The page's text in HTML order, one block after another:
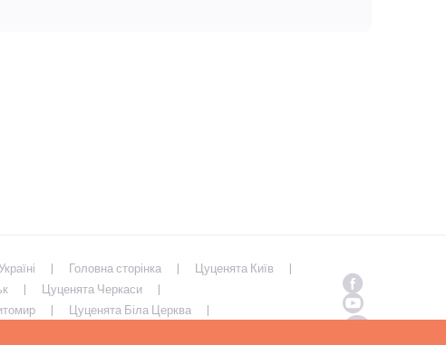
Головна сторінка
Цуценята Київ
Цуценята Черкаси
Цуценята Біла Церква